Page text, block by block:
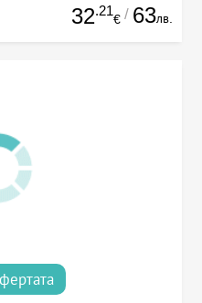
32.21
€ / 63лв.